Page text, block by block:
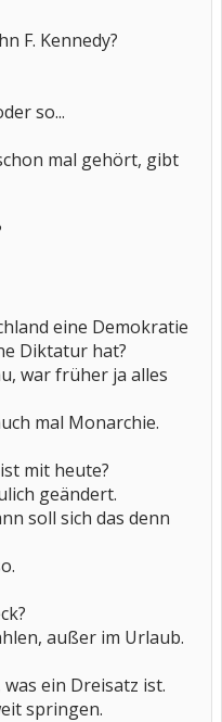
F. Kennedy?
so...
mal gehört, gibt
eine Demokratie
Diktatur hat?
war früher ja alles
mal Monarchie.
mit heute?
geändert.
soll sich das denn
außer im Urlaub.
ein Dreisatz ist.
springen.